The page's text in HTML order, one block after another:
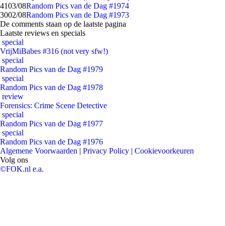
4103/08Random Pics van de Dag #1974
3002/08Random Pics van de Dag #1973
De comments staan op de laatste pagina
Laatste reviews en specials
special
VrijMiBabes #316 (not very sfw!)
special
Random Pics van de Dag #1979
special
Random Pics van de Dag #1978
review
Forensics: Crime Scene Detective
special
Random Pics van de Dag #1977
special
Random Pics van de Dag #1976
Algemene Voorwaarden | Privacy Policy | Cookievoorkeuren
Volg ons
©FOK.nl e.a.